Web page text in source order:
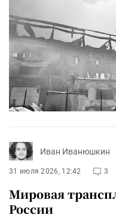
Иван Иванюшкин
31 июля 2026, 12:42 3
Мировая
России